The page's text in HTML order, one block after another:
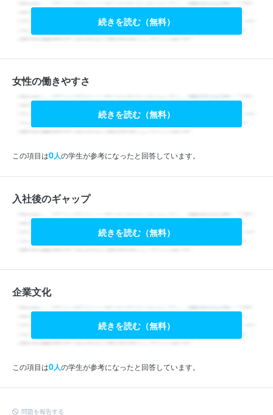
続きを読む（無料）
女性の働きやすさ
続きを読む（無料）
この項目は0人の学生が参考になったと回答しています。
入社後のギャップ
続きを読む（無料）
企業文化
続きを読む（無料）
この項目は0人の学生が参考になったと回答しています。
問題を報告する